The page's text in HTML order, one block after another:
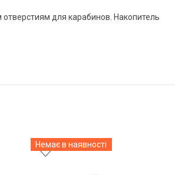
для карабинов. Накопитель
Немає в наявності